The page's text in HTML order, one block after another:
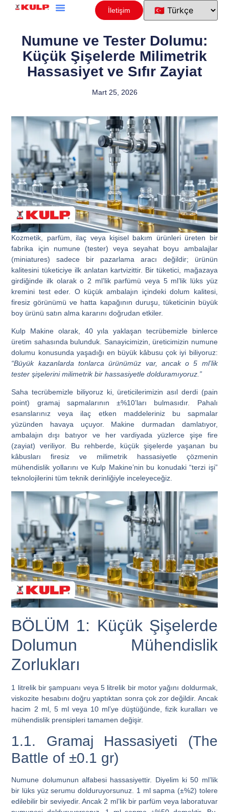
İletişim
Numune ve Tester Dolumu:
Küçük Şişelerde Milimetrik
Hassasiyet ve Sıfır Zayiat
Mart 25, 2026
Kozmetik, parfüm, ilaç veya kişisel bakım ürünleri üreten bir
fabrika için numune (tester) veya seyahat boyu ambalajlar
(miniatures) sadece bir pazarlama aracı değildir; ürünün
kalitesini tüketiciye ilk anlatan kartvizittir. Bir tüketici, mağazaya
girdiğinde ilk olarak o 2 ml’lik parfümü veya 5 ml’lik lüks yüz
kremini test eder. O küçük ambalajın içindeki dolum kalitesi,
firesiz görünümü ve hatta kapağının duruşu, tüketicinin büyük
boy ürünü satın alma kararını doğrudan etkiler.
Kulp Makine olarak, 40 yıla yaklaşan tecrübemizle binlerce
üretim sahasında bulunduk. Sanayicimizin, üreticimizin numune
dolumu konusunda yaşadığı en büyük kâbusu çok iyi biliyoruz:
“Büyük kazanlarda tonlarca ürünümüz var, ancak o 5 ml’lik
tester şişelerini milimetrik bir hassasiyetle dolduramıyoruz.”
Saha tecrübemizle biliyoruz ki, üreticilerimizin asıl derdi (pain
point) gramaj sapmalarının ±%10’ları bulmasıdır. Pahalı
esanslarınız veya ilaç etken maddeleriniz bu sapmalar
yüzünden havaya uçuyor. Makine durmadan damlatıyor,
ambalajın dışı batıyor ve her vardiyada yüzlerce şişe fire
(zayiat) veriliyor. Bu rehberde, küçük şişelerde yaşanan bu
kâbusları firesiz ve milimetrik hassasiyetle çözmenin
mühendislik yollarını ve Kulp Makine’nin bu konudaki “terzi işi”
teknolojilerini tüm teknik derinliğiyle inceleyeceğiz.
BÖLÜM 1: Küçük Şişelerde
Dolumun Mühendislik
Zorlukları
1 litrelik bir şampuanı veya 5 litrelik bir motor yağını doldurmak,
viskozite hesabını doğru yaptıktan sonra çok zor değildir. Ancak
hacim 2 ml, 5 ml veya 10 ml’ye düştüğünde, fizik kuralları ve
mühendislik prensipleri tamamen değişir.
1.1. Gramaj Hassasiyeti (The
Battle of ±0.1 gr)
Numune dolumunun alfabesi hassasiyettir. Diyelim ki 50 ml’lik
bir lüks yüz serumu dolduruyorsunuz. 1 ml sapma (±%2) tolere
edilebilir bir seviyedir. Ancak 2 ml’lik bir parfüm veya laboratuvar